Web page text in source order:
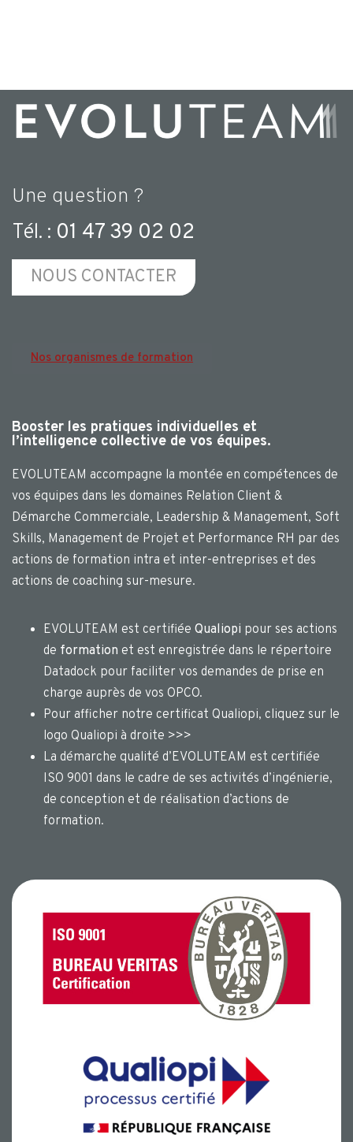
Une question ?
Tél. : 01 47 39 02 02
NOUS CONTACTER
Nos organismes de formation
Booster les pratiques individuelles et
l’intelligence collective de vos équipes.
EVOLUTEAM accompagne la montée en compétences de
vos équipes dans les domaines Relation Client &
Démarche Commerciale, Leadership & Management, Soft
Skills, Management de Projet et Performance RH par des
actions de formation intra et inter-entreprises et des
actions de coaching sur-mesure.
EVOLUTEAM est certifiée Qualiopi pour ses actions
de formation et est enregistrée dans le répertoire
Datadock pour faciliter vos demandes de prise en
charge auprès de vos OPCO.
Pour afficher notre certificat Qualiopi, cliquez sur le
logo Qualiopi à droite >>>
La démarche qualité d’EVOLUTEAM est certifiée
ISO 9001 dans le cadre de ses activités d’ingénierie,
de conception et de réalisation d’actions de
formation.